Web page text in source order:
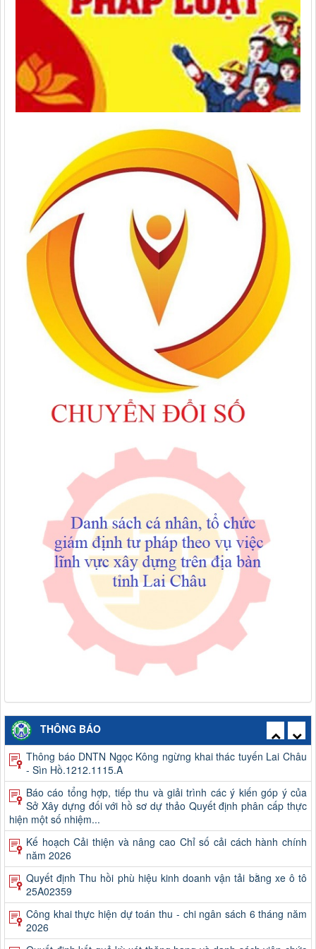
THÔNG BÁO
Thông báo HTX vận tải Đồng Tâm ngừng khai thác tuyên
Than Uyên - Đồ Sơn. 1231.1213.B
Thông báo DNTN Ngọc Kông ngừng khai thác tuyến Lai Châu
- Sìn Hồ.1212.1115.A
Báo cáo tổng hợp, tiếp thu và giải trình các ý kiến góp ý của
Sở Xây dựng đối với hồ sơ dự thảo Quyết định phân cấp thực
hiện một số nhiệm...
Kế hoạch Cải thiện và nâng cao Chỉ số cải cách hành chính
năm 2026
Quyết định Thu hồi phù hiệu kinh doanh vận tải bằng xe ô tô
25A02359
Công khai thực hiện dự toán thu - chi ngân sách 6 tháng năm
2026